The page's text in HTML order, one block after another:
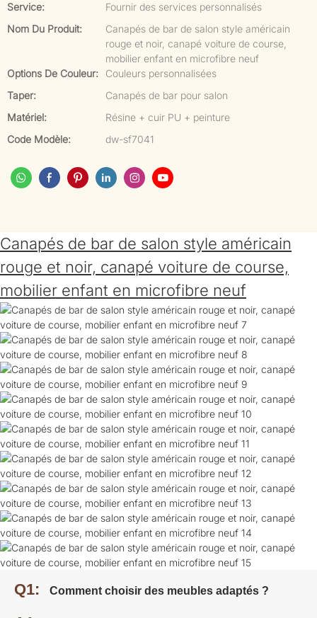
Service:
Fournir des services personnalisés
Nom Du Produit:
Canapés de bar de salon style américain
rouge et noir, canapé voiture de course,
mobilier enfant en microfibre neuf
Options De Couleur:
Couleurs personnalisées
Taper:
Canapés de bar pour salon
Matériel:
Résine + cuir PU + peinture
Code Modèle:
dw-sf7041
Canapés de bar de salon style américain
rouge et noir, canapé voiture de course,
mobilier enfant en microfibre neuf
Q1: Comment choisir des meubles adaptés ?